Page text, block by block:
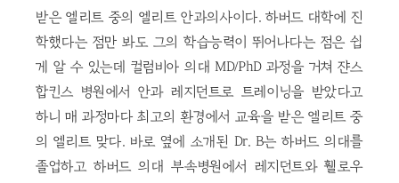
받은 엘리트 중의 엘리트 안과의사이다. 하버드 대학에 진
학했다는 점만 봐도 그의 학습능력이 뛰어나다는 점은 쉽
게 알 수 있는데 컬럼비아 의대 MD/PhD 과정을 거쳐 쟌스
합킨스 병원에서 안과 레지던트로 트레이닝을 받았다고
하니 매 과정마다 최고의 환경에서 교육을 받은 엘리트 중
의 엘리트 맞다. 바로 옆에 소개된 Dr. B는 하버드 의대를
졸업하고 하버드 의대 부속병원에서 레지던트와 휄로우